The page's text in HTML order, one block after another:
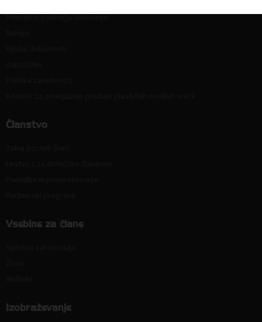
Principi in področja delovanja
Članstvo
Vsebine za člane
Izobraževanje